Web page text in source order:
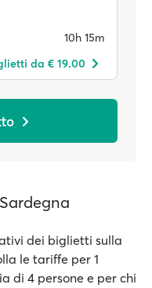
10h 15m
da € 19.00
dei biglietti sulla
le tariffe per 1
di 4 persone e per chi